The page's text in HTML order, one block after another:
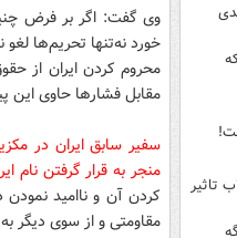
تاثیر
وی گفت: اگر بر فرض
خورد نه‌تنها تحریم‌ها
محروم کردن ایران از
مقابل فشارها حاوی این
سفیر سابق ایران در
منجر به قرار گرفتن
کردن آن و ناامید
مقاومتی و از سوی دیگر